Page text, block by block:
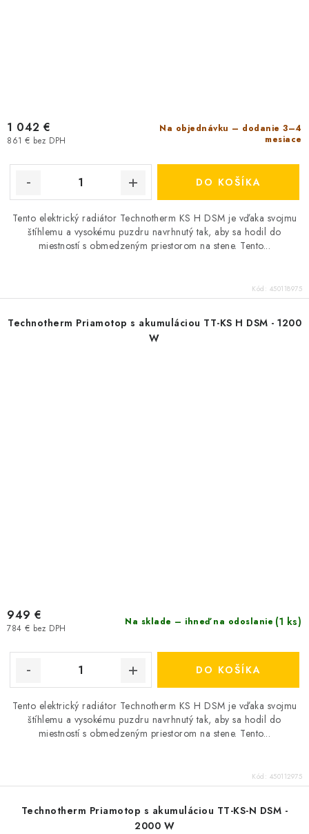
Na objednávku – dodanie 3–4
mesiace
861 € bez DPH
1 042 €
DO KOŠÍKA
Tento elektrický radiátor Technotherm KS H DSM je vďaka svojmu
štíhlemu a vysokému puzdru navrhnutý tak, aby sa hodil do
miestností s obmedzeným priestorom na stene. Tento...
Kód: 450118975
Technotherm Priamotop s akumuláciou TT-KS H DSM - 1200
W
Na sklade – ihneď na odoslanie (1 ks)
784 € bez DPH
949 €
DO KOŠÍKA
Tento elektrický radiátor Technotherm KS H DSM je vďaka svojmu
štíhlemu a vysokému puzdru navrhnutý tak, aby sa hodil do
miestností s obmedzeným priestorom na stene. Tento...
Kód: 450112975
Technotherm Priamotop s akumuláciou TT-KS-N DSM -
2000 W